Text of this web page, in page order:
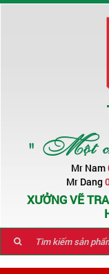
" Một
Mr Nam
Mr Dang
XƯỞNG VẼ